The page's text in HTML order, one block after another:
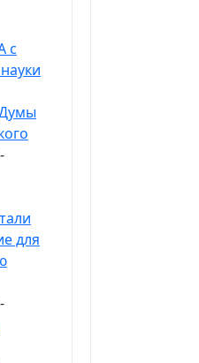
с
для